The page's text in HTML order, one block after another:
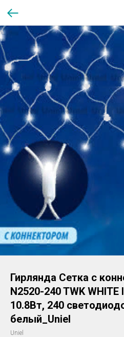
Гирлянда Сетка с
N2520-240 TWK
10.8Вт, 240
белый_Uniel
Uniel